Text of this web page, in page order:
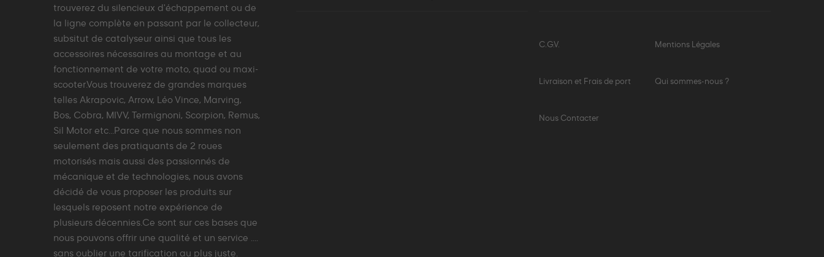
trouverez du silencieux d'échappement ou de
la ligne complète en passant par le collecteur,
subsitut de catalyseur ainsi que tous les
accessoires nécessaires au montage et au
fonctionnement de votre moto, quad ou maxi-
scooter.Vous trouverez de grandes marques
telles Akrapovic, Arrow, Léo Vince, Marving,
Bos, Cobra, MIVV, Termignoni, Scorpion, Remus,
Sil Motor etc...Parce que nous sommes non
seulement des pratiquants de 2 roues
motorisés mais aussi des passionnés de
mécanique et de technologies, nous avons
décidé de vous proposer les produits sur
lesquels reposent notre expérience de
plusieurs décennies.Ce sont sur ces bases que
nous pouvons offrir une qualité et un service ....
sans oublier une tarification au plus juste.
C.G.V. Mentions Légales
Livraison et Frais de port Qui sommes-nous ?
Nous Contacter